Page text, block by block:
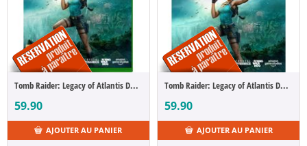
Tomb Raider: Legacy of Atlantis Day One Edition (Xbox Series X) (FR)
59.90
AJOUTER AU PANIER
Tomb Raider: Legacy of Atlantis Day One Edition (PS5) (FR)
59.90
AJOUTER AU PANIER